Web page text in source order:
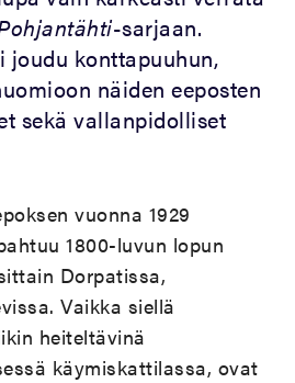
-sarjaan.
joudu konttapuuhun,
näiden eeposten
sekä vallanpidolliset
vuonna 1929
1800-luvun lopun
Dorpatissa,
Vaikka siellä
heiteltävinä
käymiskattilassa, ovat